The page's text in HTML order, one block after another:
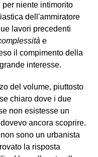
niente intimorito
dell'ammiratore
lavori precedenti
e
il compimento della
interesse.
del volume, piuttosto
chiaro dove i due
non esistesse un
ancora scoprire.
sono un urbanista
la risposta